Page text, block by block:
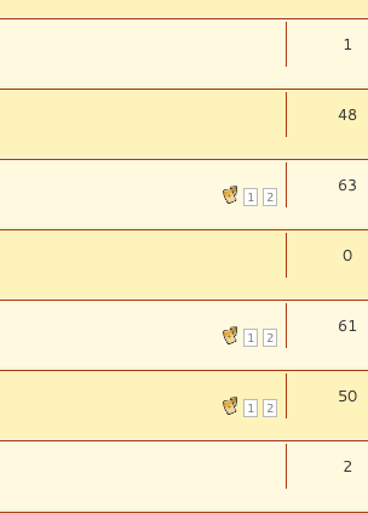
1
48
1 2
63
0
1 2
61
1 2
50
2